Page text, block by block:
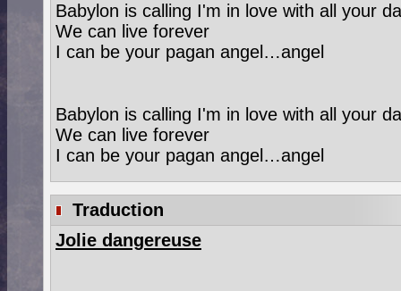
Babylon is calling I'm in love with all your
We can live forever
I can be your pagan angel…angel
Babylon is calling I'm in love with all your
We can live forever
I can be your pagan angel…angel
Traduction
Jolie dangereuse